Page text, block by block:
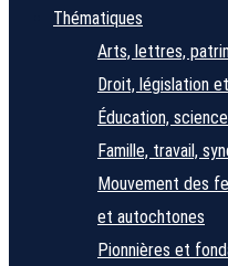
Thématiques
Arts, lettres,
Droit, législation
Éducation,
Famille, travail,
Mouvement des
et autochtones
Pionnières et